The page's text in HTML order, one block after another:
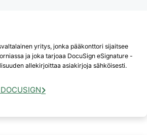
yritys, jonka pääkonttori sijaitsee
ja joka tarjoaa DocuSign eSignature -
allekirjoittaa asiakirjoja sähköisesti.